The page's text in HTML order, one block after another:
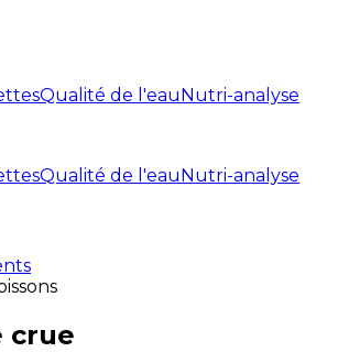
Qualité de l'eauNutri-analyse
Qualité de l'eauNutri-analyse
crue